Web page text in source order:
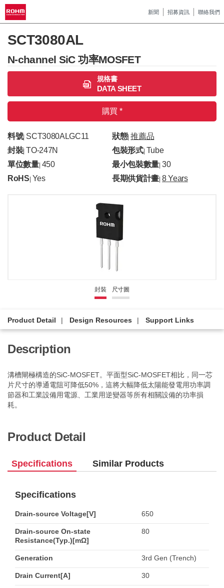
新聞 招募資訊 聯絡我們
SCT3080AL
N-channel SiC 功率MOSFET
規格書
DATA SHEET
購買 *
料號| SCT3080ALGC11 狀態|推薦品
封裝| TO-247N 包裝形式| Tube
單位數量| 450 最小包裝數量 |30
RoHS Yes 長期供貨計畫 |8 Years
封裝 尺寸圖
Product Detail Design Resources Support Links
Description
溝槽閘極構造的SiC-MOSFET。平面型SiC-MOSFET相比，同一芯
片尺寸的導通電阻可降低50%，這將大幅降低太陽能發電用功率調
節器和工業設備用電源、工業用逆變器等所有相關設備的功率損
耗。
Product Detail
Specifications Similar Products
Specifications
Drain-source Voltage[V] 650
Drain-source On-state
Resistance(Typ.)[mΩ]
80
Generation 3rd Gen (Trench)
Drain Current[A] 30